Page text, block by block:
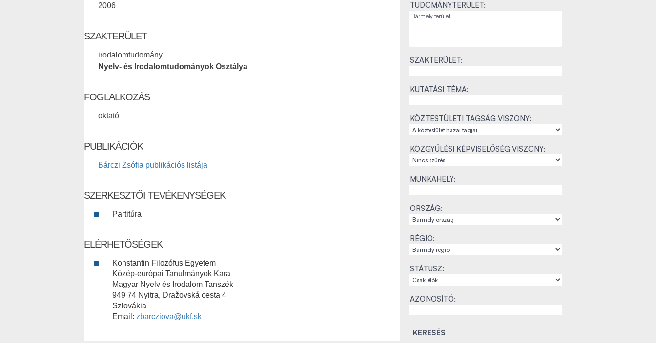
2006
SZAKTERÜLET
irodalomtudomány
Nyelv- és Irodalomtudományok Osztálya
FOGLALKOZÁS
oktató
PUBLIKÁCIÓK
Bárczi Zsófia publikációs listája
SZERKESZTŐI TEVÉKENYSÉGEK
Partitúra
ELÉRHETŐSÉGEK
Konstantin Filozófus Egyetem
Közép-európai Tanulmányok Kara
Magyar Nyelv és Irodalom Tanszék
949 74 Nyitra, Dražovská cesta 4
Szlovákia
Email: zbarcziova@ukf.sk
TUDOMÁNYTERÜLET:
SZAKTERÜLET:
KUTATÁSI TÉMA:
KÖZTESTÜLETI TAGSÁG VISZONY:
KÖZGYŰLÉSI KÉPVISELŐSÉG VISZONY:
MUNKAHELY:
ORSZÁG:
RÉGIÓ:
STÁTUSZ:
AZONOSÍTÓ: